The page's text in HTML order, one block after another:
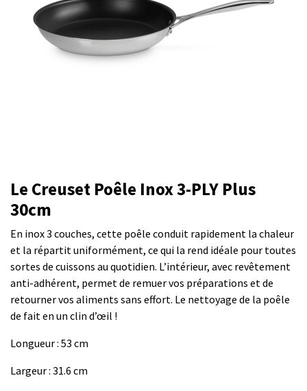
Le Creuset Poêle Inox 3-PLY Plus
30cm
En inox 3 couches, cette poêle conduit rapidement la chaleur
et la répartit uniformément, ce qui la rend idéale pour toutes
sortes de cuissons au quotidien. L’intérieur, avec revêtement
anti-adhérent, permet de remuer vos préparations et de
retourner vos aliments sans effort. Le nettoyage de la poêle
de fait en un clin d’œil !
Longueur : 53 cm
Largeur : 31.6 cm